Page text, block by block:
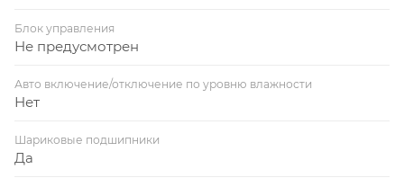
Блок управления
Не предусмотрен
Авто включение/отключение по уровню влажности
Нет
Шариковые подшипники
Да